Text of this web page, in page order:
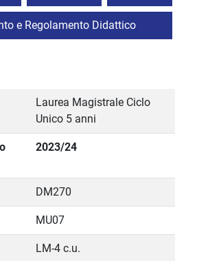
e Regolamento Didattico
Laurea Magistrale Ciclo
Unico 5 anni
2023/24
DM270
MU07
LM-4 c.u.